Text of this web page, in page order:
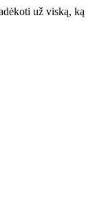
už viską, ką